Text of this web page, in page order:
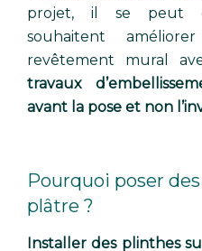
projet, il se peut
souhaitent
revêtement mural
travaux
avant la pose et non
Pourquoi poser
plâtre ?
Installer des plinthes